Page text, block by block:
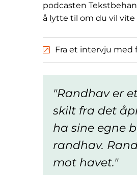
podcasten
å lytte til om du vil vite
Fra et intervju med
Randhav er
skilt fra det
ha sine egne
randhav.
mot havet.